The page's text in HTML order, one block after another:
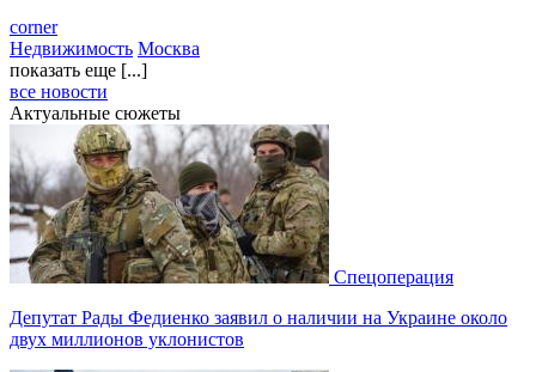
corner
Недвижимость Москва
показать еще [...]
все новости
Актуальные сюжеты
Спецоперация
Депутат Рады Федиенко заявил о наличии на Украине около
двух миллионов уклонистов